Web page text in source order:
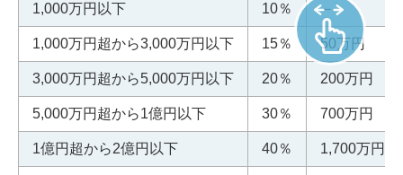
1,000万円以下 10％ －
1,000万円超から3,000万円以下 15％ 50万円
3,000万円超から5,000万円以下 20％ 200万円
5,000万円超から1億円以下 30％ 700万円
1億円超から2億円以下 40％ 1,700万円